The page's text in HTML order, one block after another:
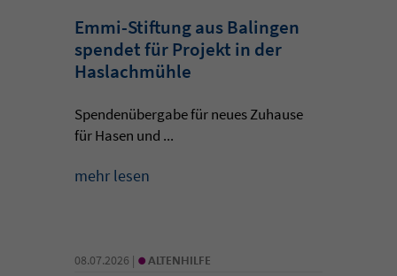
Emmi-Stiftung aus Balingen
spendet für Projekt in der
Haslachmühle
Spendenübergabe für neues Zuhause
für Hasen und ...
mehr lesen
08.07.2026 | • ALTENHILFE